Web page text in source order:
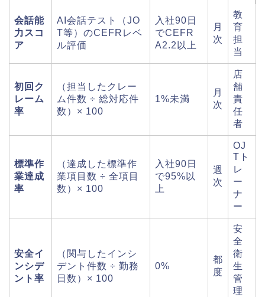
会話能
力スコ
ア
AI会話テスト（JO
T等）のCEFRレベ
ル評価
入社90日
でCEFR
A2.2以上
月
次
教
育
担
当
初回ク
レーム
率
（担当したクレー
ム件数 ÷ 総対応件
数）× 100
1%未満
月
次
店
舗
責
任
者
標準作
業達成
率
（達成した標準作
業項目数 ÷ 全項目
数）× 100
入社90日
で95%以
上
週
次
OJ
Tト
レ
ー
ナ
ー
安全イ
ンシデ
ント率
（関与したインシ
デント件数 ÷ 勤務
日数）× 100
0%
都
度
安
全
衛
生
管
理